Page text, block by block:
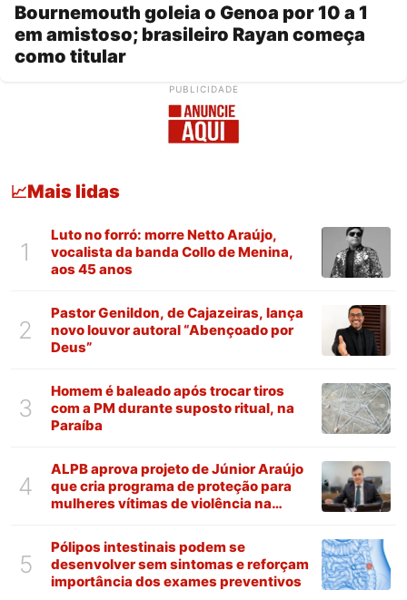
Bournemouth goleia o Genoa por 10 a 1
em amistoso; brasileiro Rayan começa
como titular
PUBLICIDADE
📈Mais lidas
1
Luto no forró: morre Netto Araújo,
vocalista da banda Collo de Menina,
aos 45 anos
2
Pastor Genildon, de Cajazeiras, lança
novo louvor autoral “Abençoado por
Deus”
3
Homem é baleado após trocar tiros
com a PM durante suposto ritual, na
Paraíba
4
ALPB aprova projeto de Júnior Araújo
que cria programa de proteção para
mulheres vítimas de violência na
5
Pólipos intestinais podem se
desenvolver sem sintomas e reforçam
importância dos exames preventivos